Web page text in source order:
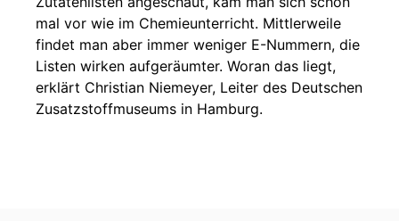
mal vor wie im Chemieunterricht. Mittlerweile
findet man aber immer weniger E-Nummern, die
Listen wirken aufgeräumter. Woran das liegt,
erklärt Christian Niemeyer, Leiter des Deutschen
Zusatzstoffmuseums in Hamburg.